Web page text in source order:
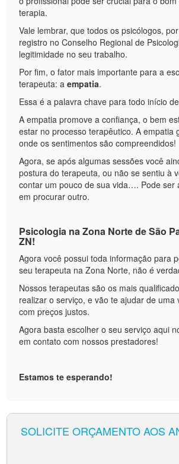
terapia.
Vale lembrar, que todos os psicólogos,
registro no Conselho Regional de
legitimidade no seu trabalho.
Por fim, o fator mais importante para a
terapeuta: aempatia.
Essa é a palavra chave para todo início
A empatia promove a confiança, o bem
estar no processo terapêutico. A empatia
onde os sentimentos são compreendidos!
Agora, se após algumas sessões você
postura do terapeuta, ou não se sentiu à
contar um pouco de sua vida…. Pode ser
em procurar outro.
Psicologia na Zona Norte de São
ZN!
Agora você possui toda informação para
seu terapeuta na Zona Norte, não é
Nossos terapeutas são os mais
realizar o serviço, e vão te ajudar de uma
com preços justos.
Agora basta escolher o seu serviço aqui
em contato com nossos prestadores!
Estamos te esperando!